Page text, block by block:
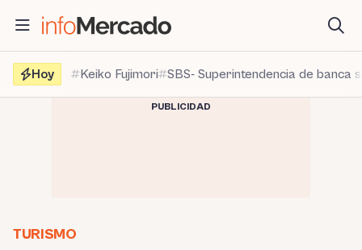
contenido
Hoy
Keiko Fujimori SBS- Superintendencia de banca
PUBLICIDAD
TURISMO